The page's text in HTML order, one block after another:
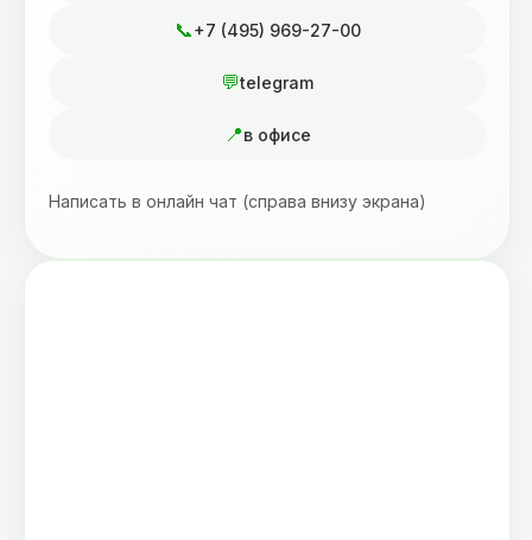
+7 (495) 969-27-00
telegram
в офисе
Написать в онлайн чат (справа внизу экрана)